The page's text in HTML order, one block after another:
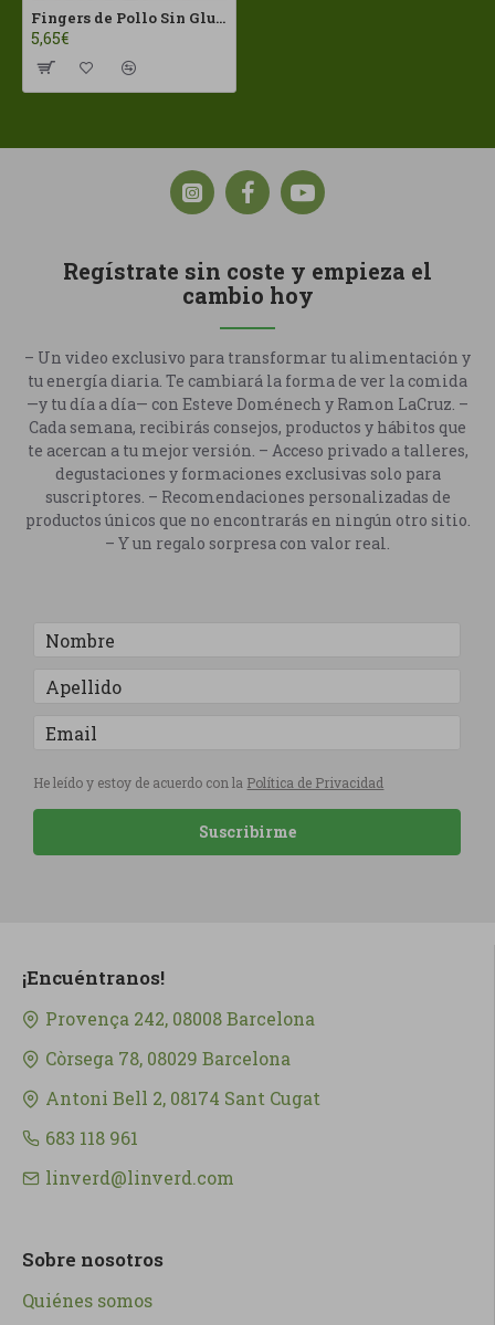
Fingers de Pollo Sin Gluten 150g Alatria
5,65€
Regístrate sin coste y empieza el
cambio hoy
– Un video exclusivo para transformar tu alimentación y
tu energía diaria. Te cambiará la forma de ver la comida
—y tu día a día— con Esteve Doménech y Ramon LaCruz. –
Cada semana, recibirás consejos, productos y hábitos que
te acercan a tu mejor versión. – Acceso privado a talleres,
degustaciones y formaciones exclusivas solo para
suscriptores. – Recomendaciones personalizadas de
productos únicos que no encontrarás en ningún otro sitio.
– Y un regalo sorpresa con valor real.
He leído y estoy de acuerdo con la Política de Privacidad
Suscribirme
¡Encuéntranos!
Provença 242, 08008 Barcelona
Còrsega 78, 08029 Barcelona
Antoni Bell 2, 08174 Sant Cugat
683 118 961
linverd@linverd.com
Sobre nosotros
Quiénes somos